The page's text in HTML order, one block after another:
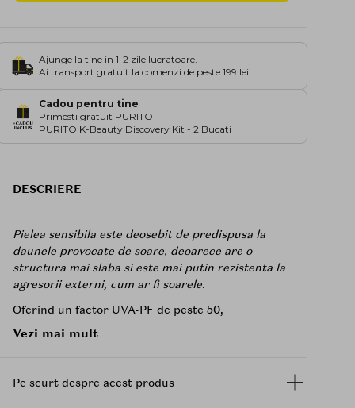
Ajunge la tine in 1-2 zile lucratoare.
Ai transport gratuit la comenzi de peste 199 lei.
Cadou pentru tine
Primesti gratuit PURITO
PURITO K-Beauty Discovery Kit - 2 Bucati
DESCRIERE
Pielea sensibila este deosebit de predispusa la
daunele provocate de soare, deoarece are o
structura mai slaba si este mai putin rezistenta la
agresorii externi, cum ar fi soarele.
Oferind un factor UVA-PF de peste 50,
formula din noua crema solara cu spectru larg
ingrediente active cunoscute pentru a asigura
hidratarea, pentru a sustine bariera cutanata si
Vezi mai mult
Pe scurt despre acest produs